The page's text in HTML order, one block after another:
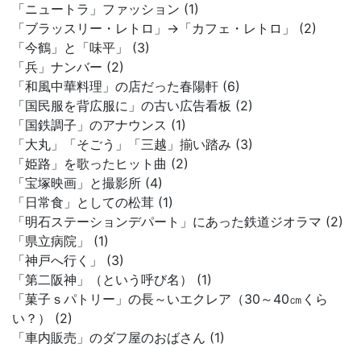
「ニュートラ」ファッション (1)
「ブラッスリー・レトロ」→「カフェ・レトロ」 (2)
「今鶴」と「味平」 (3)
「兵」ナンバー (2)
「和風中華料理」の店だった春陽軒 (6)
「国民服を背広服に」の古い広告看板 (2)
「国鉄調子」のアナウンス (1)
「大丸」「そごう」「三越」揃い踏み (3)
「姫路」を歌ったヒット曲 (2)
「宝塚映画」と撮影所 (4)
「日常食」としての松茸 (1)
「明石ステーションデパート」にあった鉄道ジオラマ (2)
「県立病院」 (1)
「神戸へ行く」 (3)
「第二阪神」（という呼び名） (1)
「菓子ｓパトリー」の長～いエクレア（30～40㎝くら
い？） (2)
「車内販売」のダフ屋のおばさん (1)